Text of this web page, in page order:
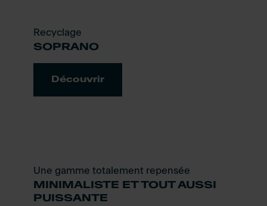
Recyclage
SOPRANO
Découvrir
Une gamme totalement repensée
MINIMALISTE ET TOUT AUSSI
PUISSANTE